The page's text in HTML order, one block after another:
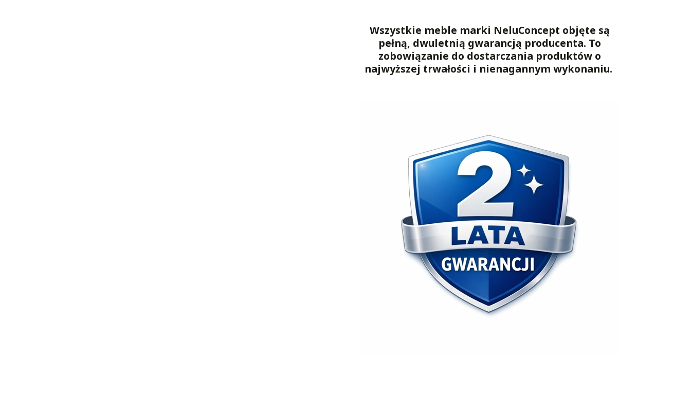
Wszystkie meble marki NeluConcept objęte są
pełną, dwuletnią gwarancją producenta. To
zobowiązanie do dostarczania produktów o
najwyższej trwałości i nienagannym wykonaniu.